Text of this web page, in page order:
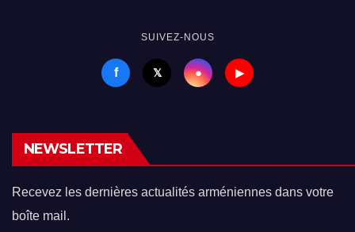
SUIVEZ-NOUS
f 𝕏 ● ▶
NEWSLETTER
Recevez les dernières actualités arméniennes dans votre
boîte mail.